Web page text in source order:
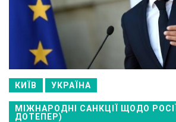
КИЇВ УКРАЇНА
МІЖНАРОДНІ САНКЦІЇ ЩОДО
ДОТЕПЕР)